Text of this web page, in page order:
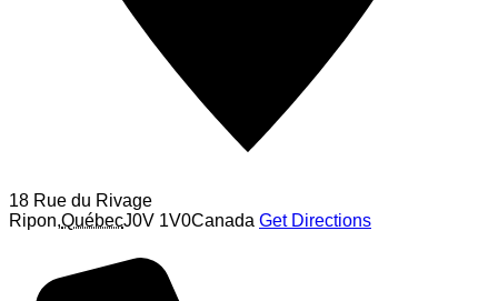
18 Rue du Rivage
Ripon,QuébecJ0V 1V0Canada Get Directions